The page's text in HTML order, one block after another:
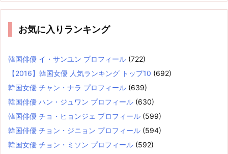
リ
お気に入りランキング
韓国俳優 イ・サンユン プロフィール (722)
【2016】韓国女優 人気ランキング トップ10 (692)
韓国女優 チャン・ナラ プロフィール (639)
韓国俳優 ハン・ジュワン プロフィール (630)
韓国俳優 チョ・ヒョンジェ プロフィール (599)
韓国俳優 チョン・ジニョン プロフィール (594)
韓国女優 チョン・ミソン プロフィール (592)